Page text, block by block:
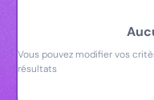
Vous pouvez modifier vos
résultats